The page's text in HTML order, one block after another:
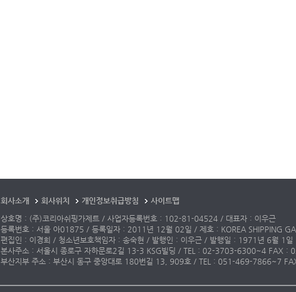
회사소개 회사위치 개인정보취급방침
사이트맵
상호명 : (주)코리아쉬핑가제트 / 사업자등록번호 : 102-81-04524 / 대표자 : 이우근
등록번호 : 서울 아01875 / 등록일자 : 2011년 12월 02일 / 제호 : KOREA SHIPPING
편집인 : 이경희 / 청소년보호책임자 : 송숙현 / 발행인 : 이우근 / 발행일 : 1971년 6월 1일
본사주소 : 서울시 종로구 자하문로2길 13-3 KSG빌딩 / TEL : 02-3703-6300~4 FAX
부산지부 주소 : 부산시 동구 중앙대로 180번길 13, 909호 / TEL : 051-469-7866~7